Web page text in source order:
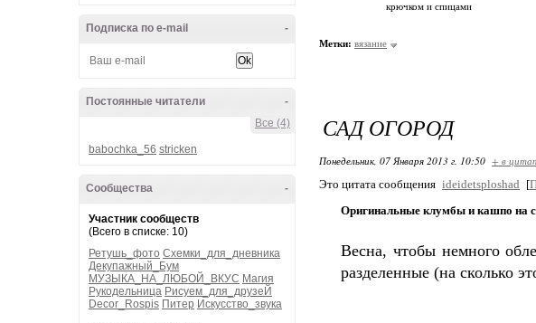
-
Подписка по e-mail
-
Постоянные читатели
Все (4)
babochka_56 stricken
-
Сообщества
Участник сообществ
(Всего в списке: 10)
Ретушь_фото Схемки_для_дневника
Декупажный_Бум
МУЗЫКА_НА_ЛЮБОЙ_ВКУС Магия
Рукодельница Рисуем_для_друзеЙ
Decor_Rospis Питер Искусство_звука
крючком и спицами
Метки: вязание
САД ОГОРОД
Понедельник, 07 Января 2013 г. 10:50 + в
Это цитата сообщения ideidetsploshad [
Оригинальные клумбы и кашпо на
Весна, чтобы немного
разделенные (на сколько